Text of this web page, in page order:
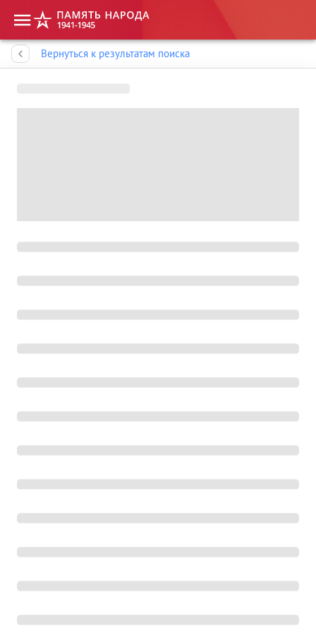
Вернуться к результатам поиска
Память народа